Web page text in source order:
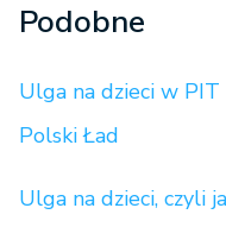
Podobne
Ulga na dzieci w
Polski Ład
Ulga na dzieci, czyli